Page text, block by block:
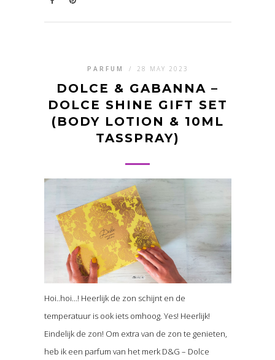
PARFUM / 28 MAY 2023
DOLCE & GABANNA –
DOLCE SHINE GIFT SET
(BODY LOTION & 10ML
TASSPRAY)
Hoi..hoi…! Heerlijk de zon schijnt en de
temperatuur is ook iets omhoog. Yes! Heerlijk!
Eindelijk de zon! Om extra van de zon te genieten,
heb ik een parfum van het merk D&G – Dolce